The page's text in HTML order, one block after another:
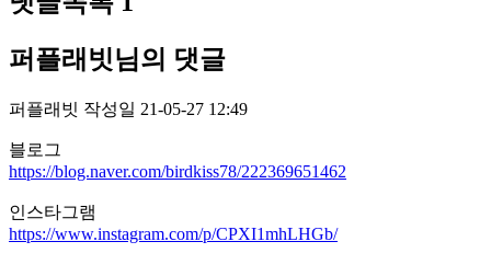
퍼플래빗님의 댓글
퍼플래빗 작성일 21-05-27 12:49
블로그
https://blog.naver.com/birdkiss78/222369651462
인스타그램
https://www.instagram.com/p/CPXI1mhLHGb/